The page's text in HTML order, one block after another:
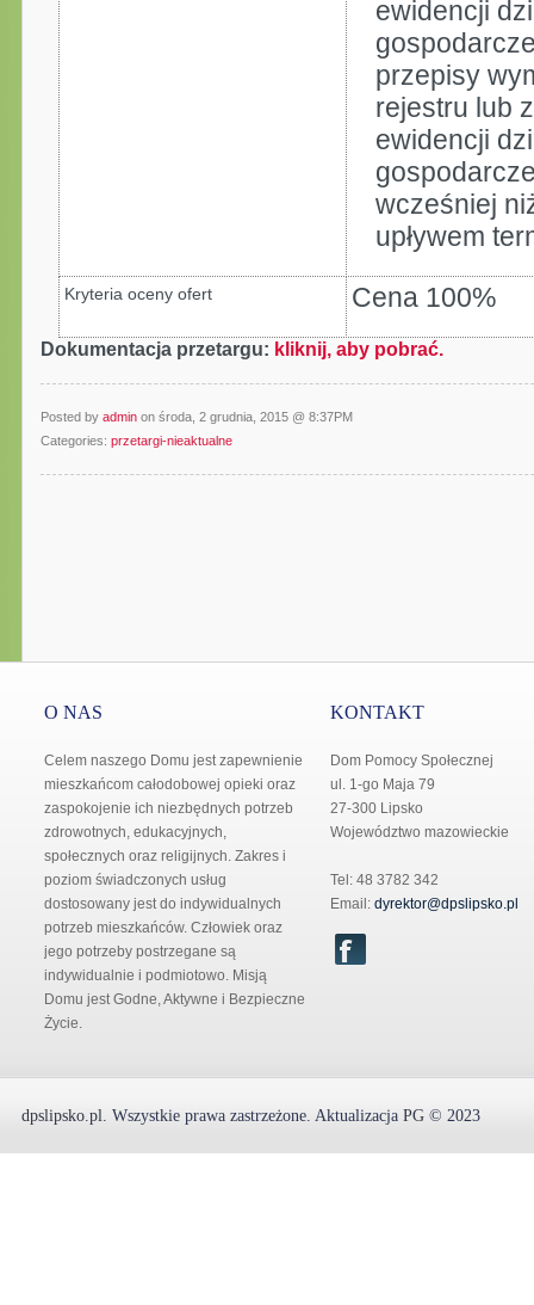
ewidencji
przepisy
rejestru lub
ewidencji
wcześniej
upływem
Kryteria oceny ofert Cena 100%
Dokumentacja przetargu: kliknij, aby pobrać.
Posted by admin on środa, 2 grudnia, 2015 @ 8:37PM
Categories: przetargi-nieaktualne
O NAS
Celem naszego Domu jest zapewnienie
mieszkańcom całodobowej opieki oraz
zaspokojenie ich niezbędnych potrzeb
zdrowotnych, edukacyjnych,
społecznych oraz religijnych. Zakres i
poziom świadczonych usług
dostosowany jest do indywidualnych
potrzeb mieszkańców. Człowiek oraz
jego potrzeby postrzegane są
indywidualnie i podmiotowo. Misją
Domu jest Godne, Aktywne i Bezpieczne
Życie.
KONTAKT
Dom Pomocy Społecznej
ul. 1-go Maja 79
27-300 Lipsko
Województwo mazowieckie
Tel: 48 3782 342
Email: dyrektor@dpslipsko.pl
dpslipsko.pl. Wszystkie prawa zastrzeżone. Aktualizacja PG © 2023